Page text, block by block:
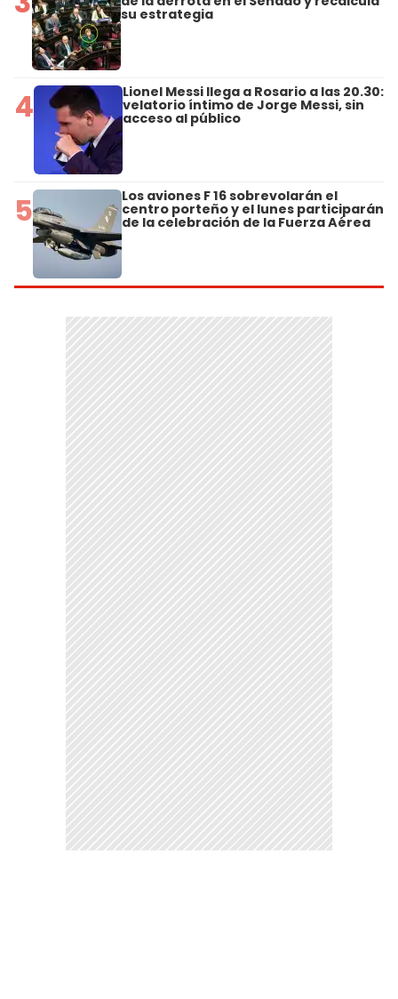
su estrategia
4 Lionel Messi llega a Rosario a las 20.30:
velatorio íntimo de Jorge Messi, sin
acceso al público
5 Los aviones F 16 sobrevolarán el
centro porteño y el lunes participarán
de la celebración de la Fuerza Aérea